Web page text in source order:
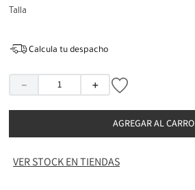
Talla
Calcula tu despacho
＋
－
AGREGAR AL CARRO
VER STOCK EN TIENDAS